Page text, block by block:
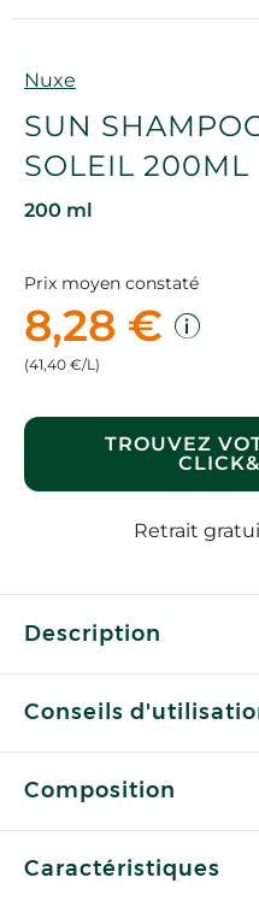
Marque
Nuxe
SUN
SOLEIL 200ML
200 ml
Prix moyen constaté
8,28 €
(41,40 €/L)
TROUVEZ
Retrait
Description
Conseils
Composition
Caractéristiques